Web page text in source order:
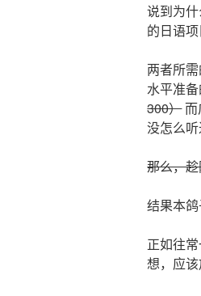
说到为
的日语
两者所
水平准
300）而
没怎么
那么，
结果本
正如往
想，应该